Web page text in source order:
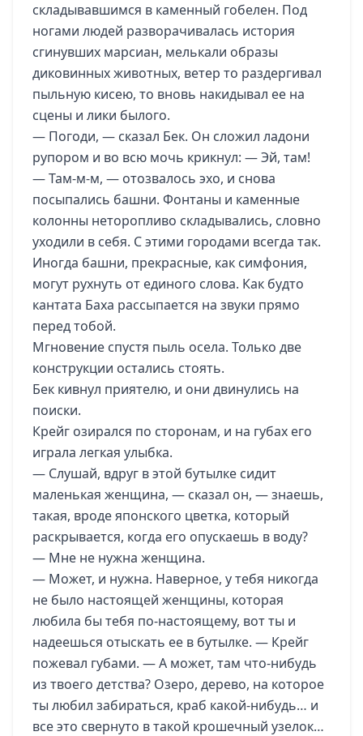
складывавшимся в каменный гобелен. Под
ногами людей разворачивалась история
сгинувших марсиан, мелькали образы
диковинных животных, ветер то раздергивал
пыльную кисею, то вновь накидывал ее на
сцены и лики былого.
— Погоди, — сказал Бек. Он сложил ладони
рупором и во всю мочь крикнул: — Эй, там!
— Там-м-м, — отозвалось эхо, и снова
посыпались башни. Фонтаны и каменные
колонны неторопливо складывались, словно
уходили в себя. С этими городами всегда так.
Иногда башни, прекрасные, как симфония,
могут рухнуть от единого слова. Как будто
кантата Баха рассыпается на звуки прямо
перед тобой.
Мгновение спустя пыль осела. Только две
конструкции остались стоять.
Бек кивнул приятелю, и они двинулись на
поиски.
Крейг озирался по сторонам, и на губах его
играла легкая улыбка.
— Слушай, вдруг в этой бутылке сидит
маленькая женщина, — сказал он, — знаешь,
такая, вроде японского цветка, который
раскрывается, когда его опускаешь в воду?
— Мне не нужна женщина.
— Может, и нужна. Наверное, у тебя никогда
не было настоящей женщины, которая
любила бы тебя по-настоящему, вот ты и
надеешься отыскать ее в бутылке. — Крейг
пожевал губами. — А может, там что-нибудь
из твоего детства? Озеро, дерево, на которое
ты любил забираться, краб какой-нибудь… и
все это свернуто в такой крошечный узелок…